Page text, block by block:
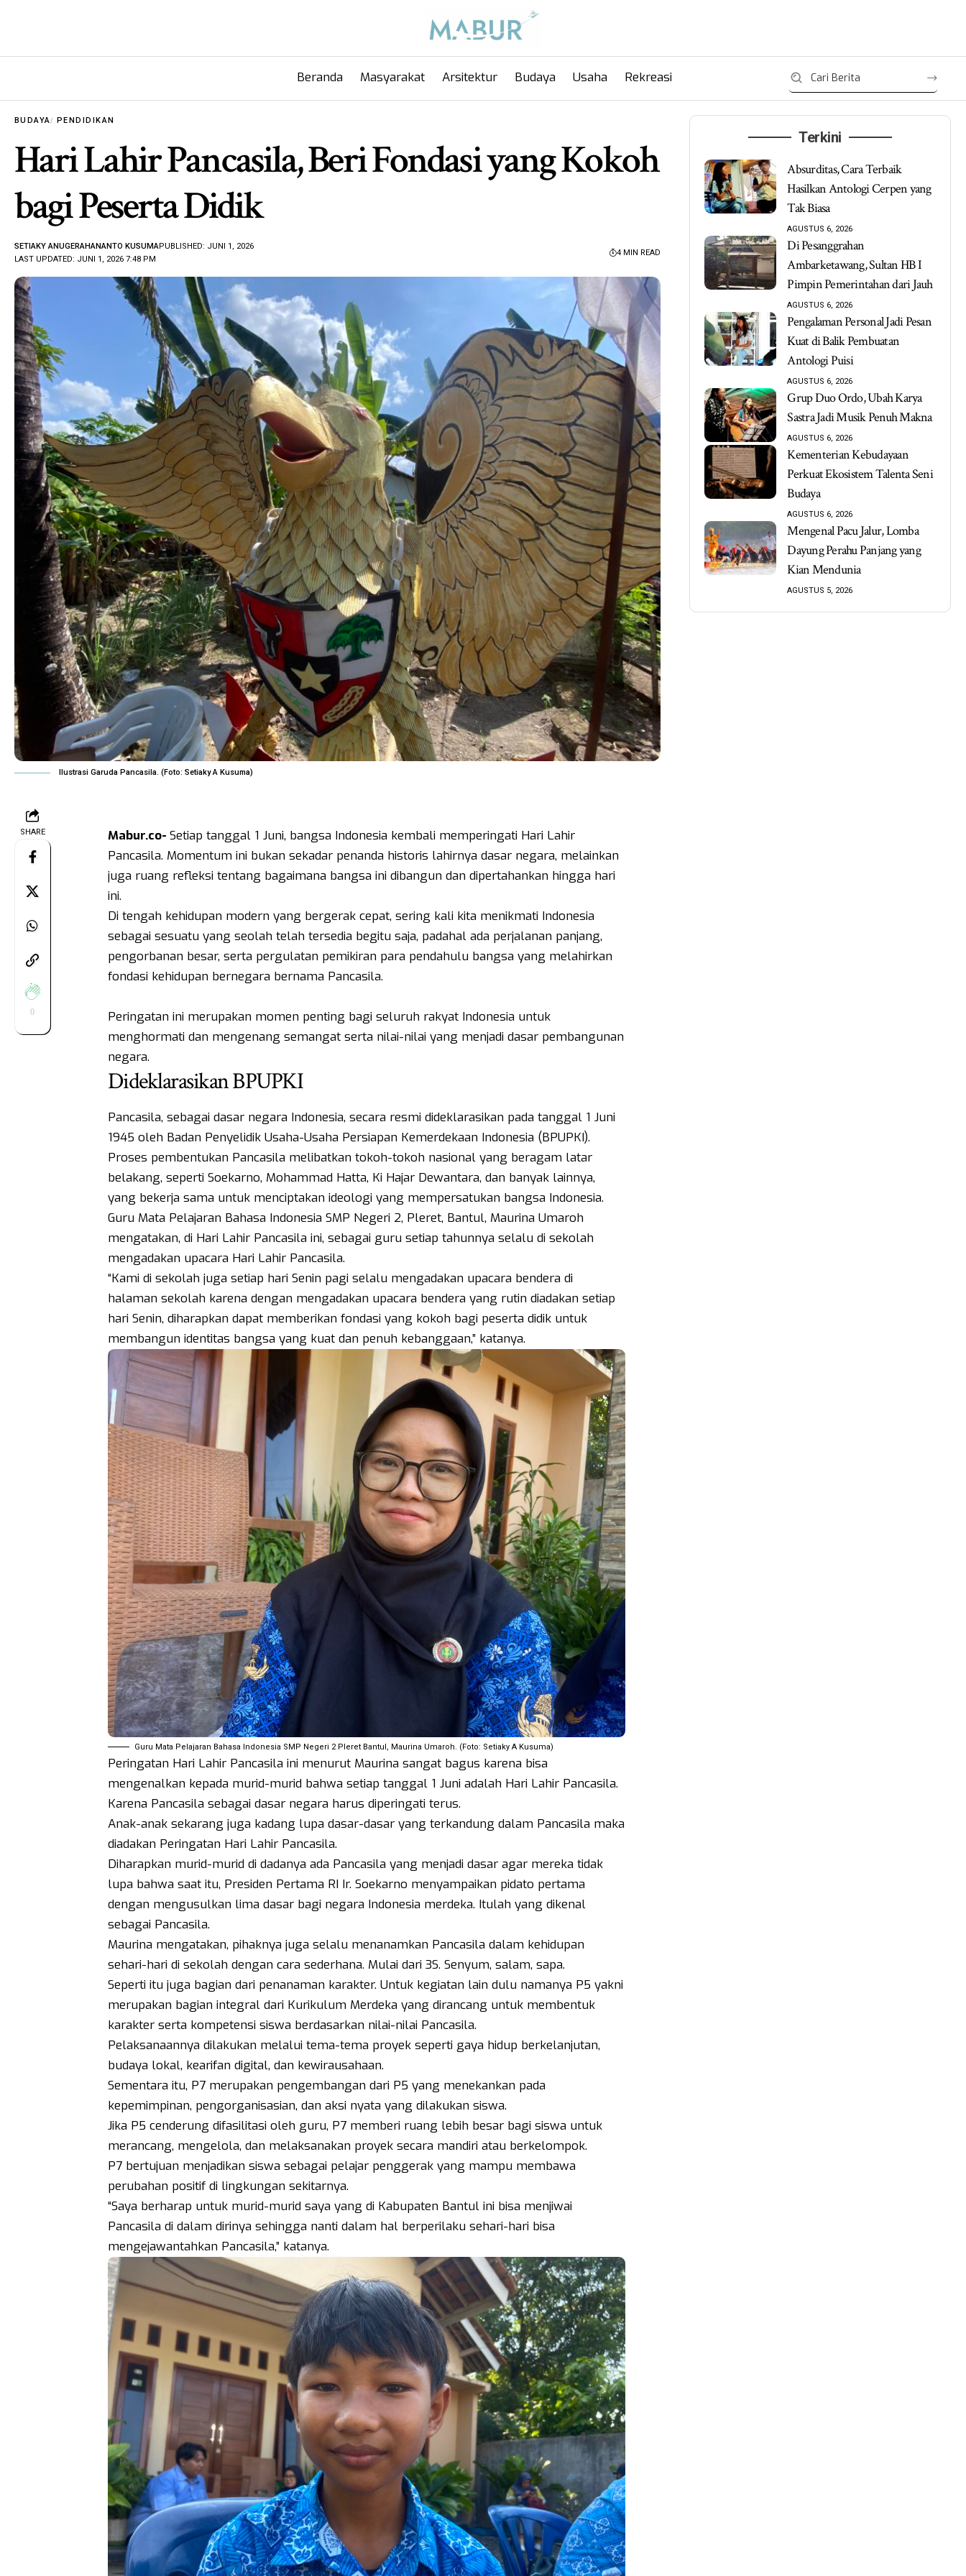
Beranda Masyarakat Arsitektur Budaya Usaha Rekreasi
BUDAYA PENDIDIKAN
Hari Lahir Pancasila, Beri Fondasi yang Kokoh
bagi Peserta Didik
LAST UPDATED: JUNI 1, 2026 7:48 PM
SETIAKY ANUGERAHANANTO KUSUMAPUBLISHED: JUNI 1, 2026
4 MIN READ
Ilustrasi Garuda Pancasila. (Foto: Setiaky A Kusuma)
SHARE
0
Mabur.co- Setiap tanggal 1 Juni, bangsa Indonesia kembali memperingati Hari Lahir
Pancasila. Momentum ini bukan sekadar penanda historis lahirnya dasar negara, melainkan
juga ruang refleksi tentang bagaimana bangsa ini dibangun dan dipertahankan hingga hari
ini.
Di tengah kehidupan modern yang bergerak cepat, sering kali kita menikmati Indonesia
sebagai sesuatu yang seolah telah tersedia begitu saja, padahal ada perjalanan panjang,
pengorbanan besar, serta pergulatan pemikiran para pendahulu bangsa yang melahirkan
fondasi kehidupan bernegara bernama Pancasila.
Peringatan ini merupakan momen penting bagi seluruh rakyat Indonesia untuk
menghormati dan mengenang semangat serta nilai-nilai yang menjadi dasar pembangunan
negara.
Dideklarasikan BPUPKI
Pancasila, sebagai dasar negara Indonesia, secara resmi dideklarasikan pada tanggal 1 Juni
1945 oleh Badan Penyelidik Usaha-Usaha Persiapan Kemerdekaan Indonesia (BPUPKI).
Proses pembentukan Pancasila melibatkan tokoh-tokoh nasional yang beragam latar
belakang, seperti Soekarno, Mohammad Hatta, Ki Hajar Dewantara, dan banyak lainnya,
yang bekerja sama untuk menciptakan ideologi yang mempersatukan bangsa Indonesia.
Guru Mata Pelajaran Bahasa Indonesia SMP Negeri 2, Pleret, Bantul, Maurina Umaroh
mengatakan, di Hari Lahir Pancasila ini, sebagai guru setiap tahunnya selalu di sekolah
mengadakan upacara Hari Lahir Pancasila.
“Kami di sekolah juga setiap hari Senin pagi selalu mengadakan upacara bendera di
halaman sekolah karena dengan mengadakan upacara bendera yang rutin diadakan setiap
hari Senin, diharapkan dapat memberikan fondasi yang kokoh bagi peserta didik untuk
membangun identitas bangsa yang kuat dan penuh kebanggaan,” katanya.
Guru Mata Pelajaran Bahasa Indonesia SMP Negeri 2 Pleret Bantul, Maurina Umaroh. (Foto: Setiaky A Kusuma)
Peringatan Hari Lahir Pancasila ini menurut Maurina sangat bagus karena bisa
mengenalkan kepada murid-murid bahwa setiap tanggal 1 Juni adalah Hari Lahir Pancasila.
Karena Pancasila sebagai dasar negara harus diperingati terus.
Anak-anak sekarang juga kadang lupa dasar-dasar yang terkandung dalam Pancasila maka
diadakan Peringatan Hari Lahir Pancasila.
Diharapkan murid-murid di dadanya ada Pancasila yang menjadi dasar agar mereka tidak
lupa bahwa saat itu, Presiden Pertama RI Ir. Soekarno menyampaikan pidato pertama
dengan mengusulkan lima dasar bagi negara Indonesia merdeka. Itulah yang dikenal
sebagai Pancasila.
Maurina mengatakan, pihaknya juga selalu menanamkan Pancasila dalam kehidupan
sehari-hari di sekolah dengan cara sederhana. Mulai dari 3S. Senyum, salam, sapa.
Seperti itu juga bagian dari penanaman karakter. Untuk kegiatan lain dulu namanya P5 yakni
merupakan bagian integral dari Kurikulum Merdeka yang dirancang untuk membentuk
karakter serta kompetensi siswa berdasarkan nilai-nilai Pancasila.
Pelaksanaannya dilakukan melalui tema-tema proyek seperti gaya hidup berkelanjutan,
budaya lokal, kearifan digital, dan kewirausahaan.
Sementara itu, P7 merupakan pengembangan dari P5 yang menekankan pada
kepemimpinan, pengorganisasian, dan aksi nyata yang dilakukan siswa.
Jika P5 cenderung difasilitasi oleh guru, P7 memberi ruang lebih besar bagi siswa untuk
merancang, mengelola, dan melaksanakan proyek secara mandiri atau berkelompok.
P7 bertujuan menjadikan siswa sebagai pelajar penggerak yang mampu membawa
perubahan positif di lingkungan sekitarnya.
“Saya berharap untuk murid-murid saya yang di Kabupaten Bantul ini bisa menjiwai
Pancasila di dalam dirinya sehingga nanti dalam hal berperilaku sehari-hari bisa
mengejawantahkan Pancasila,” katanya.
Terkini
Absurditas, Cara Terbaik
Hasilkan Antologi Cerpen yang
Tak Biasa
AGUSTUS 6, 2026
Di Pesanggrahan
Ambarketawang, Sultan HB I
Pimpin Pemerintahan dari Jauh
AGUSTUS 6, 2026
Pengalaman Personal Jadi Pesan
Kuat di Balik Pembuatan
Antologi Puisi
AGUSTUS 6, 2026
Grup Duo Ordo, Ubah Karya
Sastra Jadi Musik Penuh Makna
AGUSTUS 6, 2026
Kementerian Kebudayaan
Perkuat Ekosistem Talenta Seni
Budaya
AGUSTUS 6, 2026
Mengenal Pacu Jalur, Lomba
Dayung Perahu Panjang yang
Kian Mendunia
AGUSTUS 5, 2026